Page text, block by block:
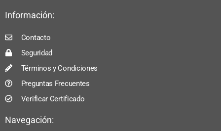
Información:
Contacto
Seguridad
Términos y Condiciones
Preguntas Frecuentes
Verificar Certificado
Navegación: